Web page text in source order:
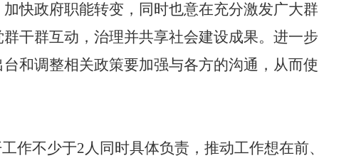
快政府职能转变，同时也意在充分激发广大群
干群互动，治理并共享社会建设成果。进一步
和调整相关政策要加强与各方的沟通，从而使
作不少于2人同时具体负责，推动工作想在前、